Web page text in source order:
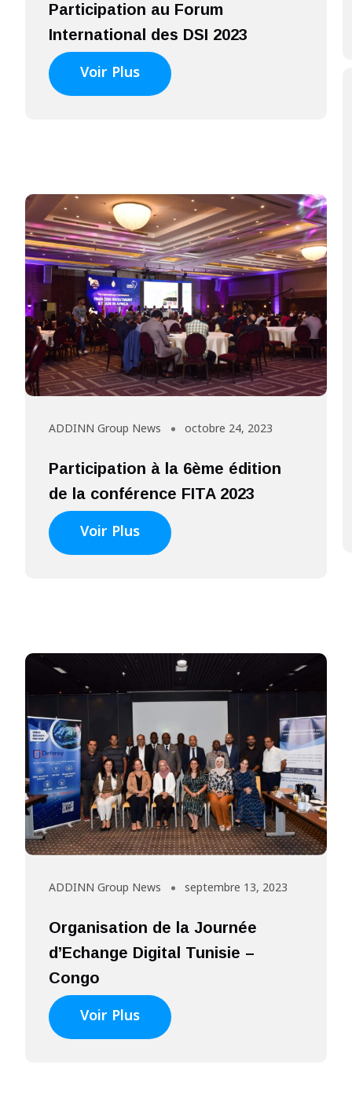
Participation au Forum
International des DSI 2023
Voir Plus
ADDINN Group News octobre 24, 2023
Participation à la 6ème édition
de la conférence FITA 2023
Voir Plus
ADDINN Group News septembre 13, 2023
Organisation de la Journée
d’Echange Digital Tunisie –
Congo
Voir Plus